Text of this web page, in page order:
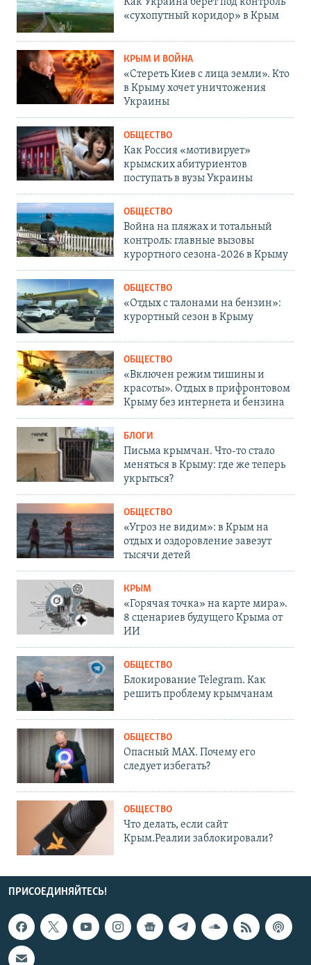
«сухопутный коридор» в Крым
КРЫМ И ВОЙНА
«Стереть Киев с лица земли». Кто
в Крыму хочет уничтожения
Украины
ОБЩЕСТВО
Как Россия «мотивирует»
крымских абитуриентов
поступать в вузы Украины
ОБЩЕСТВО
Война на пляжах и тотальный
контроль: главные вызовы
курортного сезона-2026 в Крыму
ОБЩЕСТВО
«Отдых с талонами на бензин»:
курортный сезон в Крыму
ОБЩЕСТВО
«Включен режим тишины и
красоты». Отдых в прифронтовом
Крыму без интернета и бензина
БЛОГИ
Письма крымчан. Что-то стало
меняться в Крыму: где же теперь
укрыться?
ОБЩЕСТВО
«Угроз не видим»: в Крым на
отдых и оздоровление завезут
тысячи детей
КРЫМ
«Горячая точка» на карте мира».
8 сценариев будущего Крыма от
ИИ
ОБЩЕСТВО
Блокирование Telegram. Как
решить проблему крымчанам
ОБЩЕСТВО
Опасный MAX. Почему его
следует избегать?
ОБЩЕСТВО
Что делать, если сайт
Крым.Реалии заблокировали?
ПРИСОЕДИНЯЙТЕСЬ!